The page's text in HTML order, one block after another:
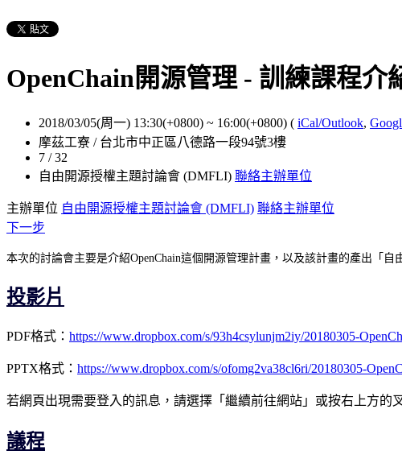
OpenChain開源管理 - 訓練課程介
2018/03/05(周一) 13:30(+0800) ~ 16:00(+0800) ( iCal/Outlook,
摩茲工寮 / 台北市中正區八德路一段94號3樓
7 / 32
自由開源授權主題討論會 (DMFLI) 聯絡主辦單位
主辦單位 自由開源授權主題討論會 (DMFLI) 聯絡主辦單位
下一步
本次的討論會主要是介紹OpenChain這個開源管理計畫，以及該計畫的產出「自
投影片
PDF格式： https://www.dropbox.com/s/93h4csylunjm2iy/20180305-
PPTX格式： https://www.dropbox.com/s/ofomg2va38cl6ri/20180305-
若網頁出現需要登入的訊息，請選擇「繼續前往網站」或按右上方的
議程